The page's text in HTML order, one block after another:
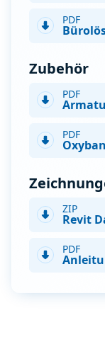
PDF
Zubehör
PDF
PDF
ZIP
Revit
PDF